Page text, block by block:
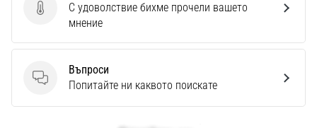
Изпратете отзив за продукта
С удоволствие бихме прочели вашето
мнение
Въпроси
Въпроси
Попитайте ни каквото поискате